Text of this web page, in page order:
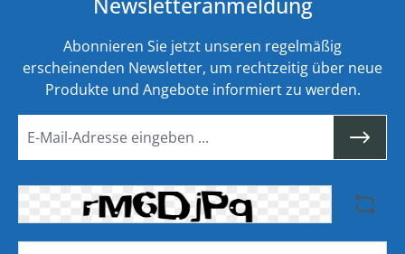
Abonnieren Sie jetzt unseren regelmäßig
erscheinenden Newsletter, um rechtzeitig über neue
Produkte und Angebote informiert zu werden.